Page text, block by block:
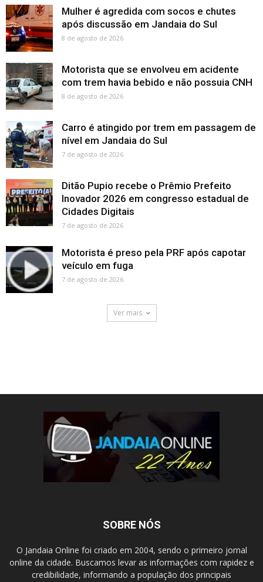
Mulher é agredida com socos e chutes
após discussão em Jandaia do Sul
8 de agosto de 2026
Motorista que se envolveu em acidente
com trem havia bebido e não possuia CNH
8 de agosto de 2026
Carro é atingido por trem em passagem de
nível em Jandaia do Sul
7 de agosto de 2026
Ditão Pupio recebe o Prêmio Prefeito
Inovador 2026 em congresso estadual de
Cidades Digitais
7 de agosto de 2026
Motorista é preso pela PRF após capotar
veículo em fuga
7 de agosto de 2026
Ver mais
SOBRE NÓS
O Jandaia Online foi criado em 2004, sendo o primeiro jornal
online da cidade. Buscamos levar as informações com rapidez e
credibilidade, informando a população dos principais